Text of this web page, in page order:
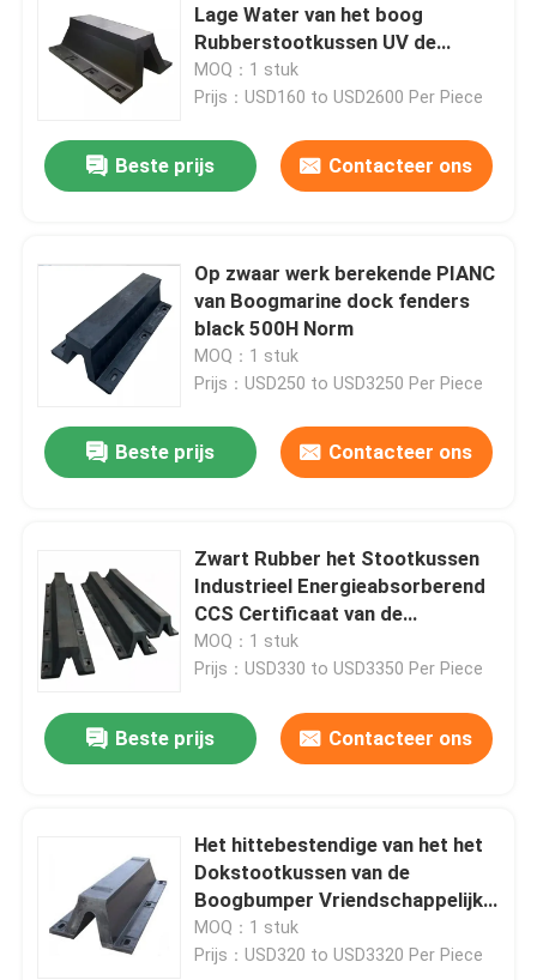
Lage Water van het boog
Rubberstootkussen UV de
Absorptiebescherming
MOQ：1 stuk
Prijs：USD160 to USD2600 Per Piece
Beste prijs Contacteer ons
Op zwaar werk berekende PIANC
van Boogmarine dock fenders
black 500H Norm
MOQ：1 stuk
Prijs：USD250 to USD3250 Per Piece
Beste prijs Contacteer ons
Zwart Rubber het Stootkussen
Industrieel Energieabsorberend
CCS Certificaat van de
Kleurenboog
MOQ：1 stuk
Prijs：USD330 to USD3350 Per Piece
Beste prijs Contacteer ons
Het hittebestendige van het het
Dokstootkussen van de
Boogbumper Vriendschappelijke
Natuurrubber van Eco
MOQ：1 stuk
Prijs：USD320 to USD3320 Per Piece